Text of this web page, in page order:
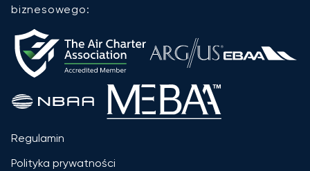
biznesowego:
Regulamin
Polityka prywatności